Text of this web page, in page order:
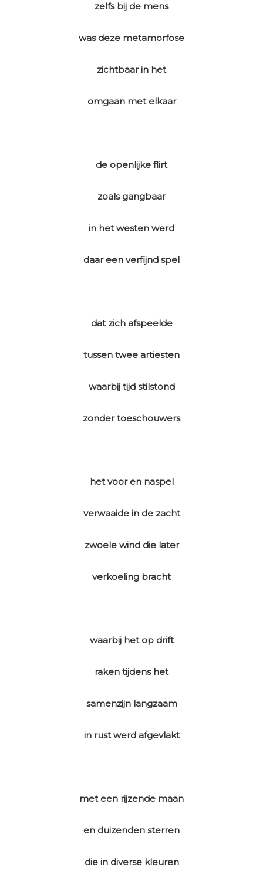
zelfs bij de mens
was deze metamorfose
zichtbaar in het
omgaan met elkaar
de openlijke flirt
zoals gangbaar
in het westen werd
daar een verfijnd spel
dat zich afspeelde
tussen twee artiesten
waarbij tijd stilstond
zonder toeschouwers
het voor en naspel
verwaaide in de zacht
zwoele wind die later
verkoeling bracht
waarbij het op drift
raken tijdens het
samenzijn langzaam
in rust werd afgevlakt
met een rijzende maan
en duizenden sterren
die in diverse kleuren